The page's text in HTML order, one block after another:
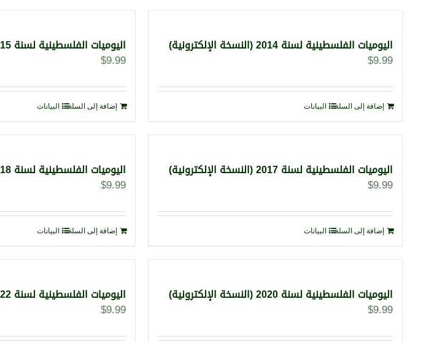
اليوميات الفلسطينية لسنة 2014 (النسخة الإلكترونية)
$9.99
إضافة إلى السلة البيانات
اليوميات الفلسطينية لسنة 2015 (النسخة الإلكترونية)
$9.99
إضافة إلى السلة البيانات
اليوميات الفلسطينية لسنة 2017 (النسخة الإلكترونية)
$9.99
إضافة إلى السلة البيانات
اليوميات الفلسطينية لسنة 2018 (النسخة الإلكترونية)
$9.99
إضافة إلى السلة البيانات
اليوميات الفلسطينية لسنة 2020 (النسخة الإلكترونية)
$9.99
اليوميات الفلسطينية لسنة 2022 (النسخة الإلكترونية)
$9.99